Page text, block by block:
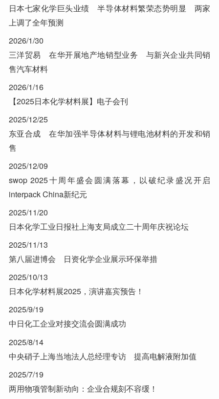
日本七家化学巨头业绩 半导体材料繁荣态势明显 两家
上调了全年预测
2026/1/30
三洋贸易 在华开展地产地销型业务 与新兴企业共同销
售汽车材料
2026/1/16
【2025日本化学材料展】电子会刊
2025/12/25
东亚合成 在华加强半导体材料与锂电池材料的开发和销
售
2025/12/09
swop 2025十周年盛会圆满落幕，以破纪录盛况开启
interpack China新纪元
2025/11/20
日本化学工业日报社上海支局成立二十周年庆祝论坛
2025/11/13
第八届进博会 日资化学企业展示环保举措
2025/10/13
日本化学材料展2025，演讲嘉宾预告！
2025/9/19
中日化工企业对接交流会圆满成功
2025/8/14
中央硝子上海当地法人总经理专访 提高电解液附加值
2025/7/19
两用物项管制新动向：企业合规刻不容缓！